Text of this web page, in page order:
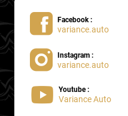
Pontiac
Porsche
Proton
Renault
Facebook :
variance.auto
Instagram :
variance.auto
Youtube :
Variance Auto